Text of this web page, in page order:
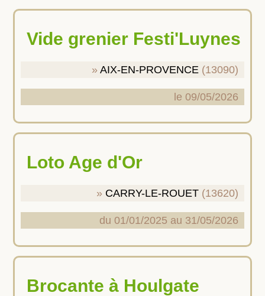
Vide grenier Festi'Luynes
AIX-EN-PROVENCE (13090)
le 09/05/2026
Loto Age d'Or
CARRY-LE-ROUET (13620)
du 01/01/2025 au 31/05/2026
Brocante à Houlgate